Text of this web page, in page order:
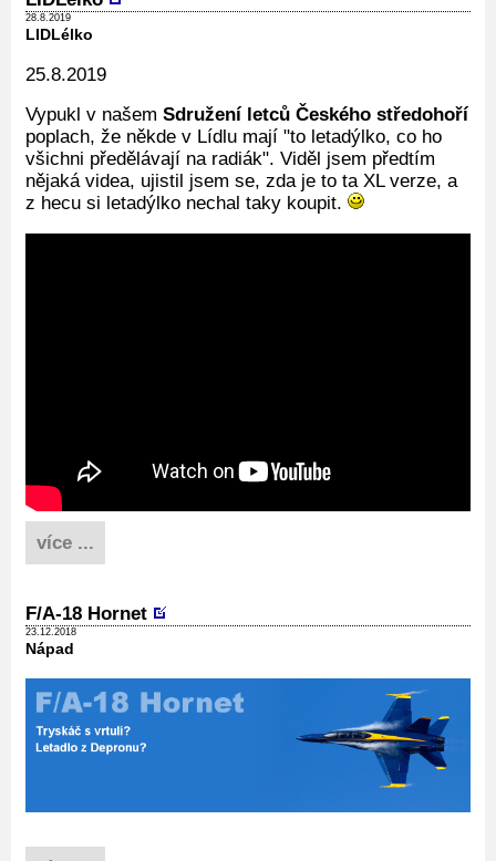
28.8.2019
LIDLélko
25.8.2019
Vypukl v našem Sdružení letců Českého středohoří
poplach, že někde v Lídlu mají "to letadýlko, co ho
všichni předělávají na radiák". Viděl jsem předtím
nějaká videa, ujistil jsem se, zda je to ta XL verze, a
z hecu si letadýlko nechal taky koupit.
více ...
F/A-18 Hornet
23.12.2018
Nápad